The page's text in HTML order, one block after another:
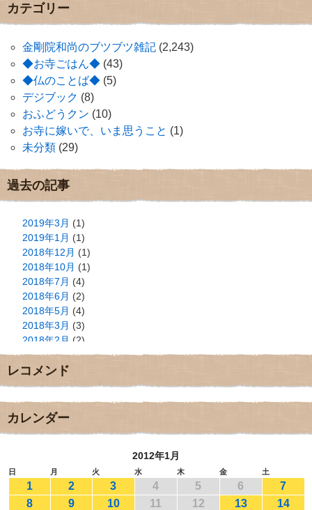
カテゴリー
金剛院和尚のブツブツ雑記 (2,243)
◆お寺ごはん◆ (43)
◆仏のことば◆ (5)
デジブック (8)
おふどうクン (10)
お寺に嫁いで、いま思うこと (1)
未分類 (29)
過去の記事
2019年3月 (1)
2019年1月 (1)
2018年12月 (1)
2018年10月 (1)
2018年7月 (4)
2018年6月 (2)
2018年5月 (4)
2018年3月 (3)
2018年2月 (2)
2018年1月(2)
2017年12月
2017年11月(3)
2017年9月
2017年8月
2017年5月
2017年4月(2)
2017年3月(1)
レコメンド
カレンダー
2012年1月
日 月 火 水 木 金 土
1 2 3 4 5 6
7
8
9 10 11 12 13 14